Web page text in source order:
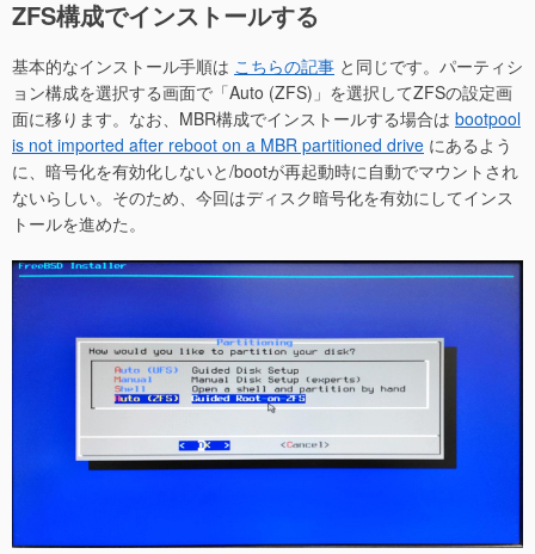
ZFS構成でインストールする
基本的なインストール手順は こちらの記事 と同じです。パーティシ
ョン構成を選択する画面で「Auto (ZFS)」を選択してZFSの設定画
面に移ります。なお、MBR構成でインストールする場合は bootpool
is not imported after reboot on a MBR partitioned drive にあるよう
に、暗号化を有効化しないと/bootが再起動時に自動でマウントされ
ないらしい。そのため、今回はディスク暗号化を有効にしてインス
トールを進めた。